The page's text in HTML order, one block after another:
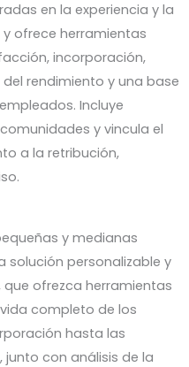
en la experiencia y la
ofrece herramientas
incorporación,
rendimiento y una base
Incluye
y vincula el
a la retribución,
y medianas
solución personalizable y
ofrezca herramientas
completo de los
hasta las
junto con análisis de la